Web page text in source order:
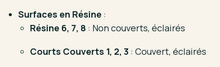
Surfaces en Résine :
Résine 6, 7, 8 : Non couverts, éclairés
Courts Couverts 1, 2, 3 : Couvert, éclairés